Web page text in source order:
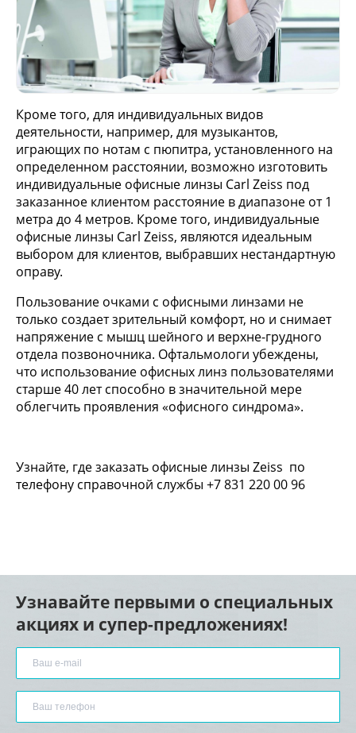
Кроме того, для индивидуальных видов
деятельности, например, для музыкантов,
играющих по нотам с пюпитра, установленного на
определенном расстоянии, возможно изготовить
индивидуальные офисные линзы Carl Zeiss под
заказанное клиентом расстояние в диапазоне от 1
метра до 4 метров. Кроме того, индивидуальные
офисные линзы Carl Zeiss, являются идеальным
выбором для клиентов, выбравших нестандартную
оправу.
Пользование очками с офисными линзами не
только создает зрительный комфорт, но и снимает
напряжение с мышц шейного и верхне-грудного
отдела позвоночника. Офтальмологи убеждены,
что использование офисных линз пользователями
старше 40 лет способно в значительной мере
облегчить проявления «офисного синдрома».
Узнайте, где заказать офисные линзы Zeiss по
телефону справочной службы +7 831 220 00 96
Узнавайте первыми о специальных
акциях и супер-предложениях!